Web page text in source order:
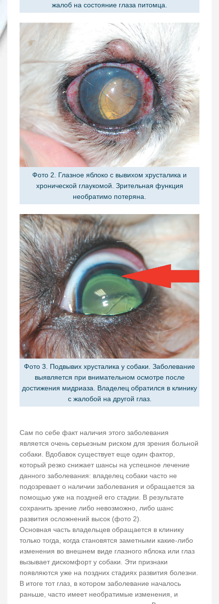
жалоб на состояние глаза питомца.
Фото 2. Глазное яблоко с вывихом хрусталика и
хронической глаукомой. Зрительная функция
необратимо потеряна.
Фото 3. Подвывих хрусталика у собаки. Заболевание
выявляется при внимательном осмотре после
достижения мидриаза. Владелец обратился в клинику
с жалобой на другой глаз.
Сам по себе факт наличия этого заболевания
является очень серьезным риском для зрения больной
собаки. Вдобавок существует еще один фактор,
который резко снижает шансы на успешное лечение
данного заболевания: владелец собаки часто не
подозревает о наличии заболевания и обращается за
помощью уже на поздней его стадии. В результате
сохранить зрение либо невозможно, либо шанс
развития осложнений высок (фото 2).
Основная часть владельцев обращается в клинику
только тогда, когда становятся заметными какие-либо
изменения во внешнем виде глазного яблока или глаз
вызывает дискомфорт у собаки. Эти признаки
появляются уже на поздних стадиях развития болезни.
В итоге тот глаз, в котором заболевание началось
раньше, часто имеет необратимые изменения, и